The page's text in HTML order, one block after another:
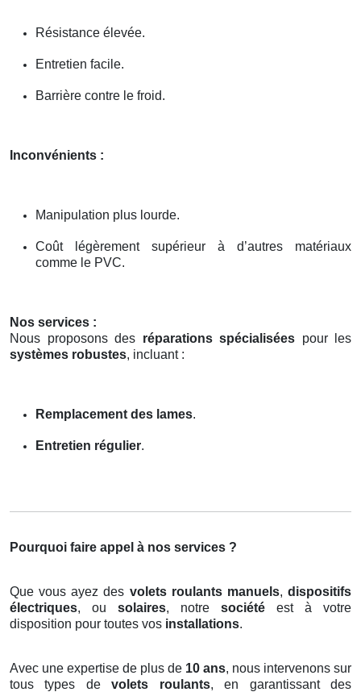
Résistance élevée.
Entretien facile.
Barrière contre le froid.
Inconvénients :
Manipulation plus lourde.
Coût légèrement supérieur à d’autres matériaux
comme le PVC.
Nos services :
Nous proposons des réparations spécialisées pour les
systèmes robustes, incluant :
Remplacement des lames.
Entretien régulier.
Pourquoi faire appel à nos services ?
Que vous ayez des volets roulants manuels,dispositifs
électriques, ou solaires, notre société est à votre
disposition pour toutes vos installations.
Avec une expertise de plus de 10 ans, nous intervenons sur
tous types devolets roulants, en garantissant des